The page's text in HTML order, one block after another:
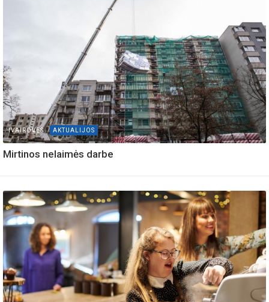
IVAIROVES AKTUALIJOS
Mirtinos nelaimės darbe